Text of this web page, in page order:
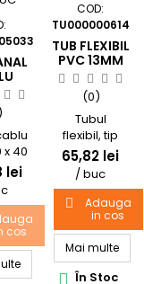
x 40
gri
lei
cos
COD:
TU000000614
TUB FLEXIBIL
PVC 13MM
50M/ROLA
HALOGEN
FREE
(0)
Tubul
flexibil, tip
copex, este
din PVC.
Acesta se
utilizeaza
pentru
instalatiile
fixe din
interiorul
65,82 lei
/ buc

Adauga
in cos
Mai multe
 În Stoc